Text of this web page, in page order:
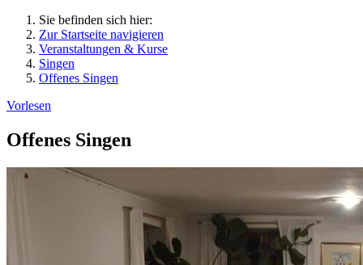
Sie befinden sich hier:
Zur Startseite navigieren
Veranstaltungen & Kurse
Singen
Offenes Singen
Vorlesen
Offenes Singen